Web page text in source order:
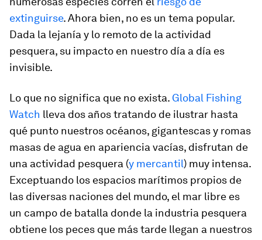
extinguirse. Ahora bien, no es un tema popular.
Dada la lejanía y lo remoto de la actividad
pesquera, su impacto en nuestro día a día es
invisible.
Lo que no significa que no exista. Global Fishing
Watch lleva dos años tratando de ilustrar hasta
qué punto nuestros océanos, gigantescas y romas
masas de agua en apariencia vacías, disfrutan de
una actividad pesquera (y mercantil) muy intensa.
Exceptuando los espacios marítimos propios de
las diversas naciones del mundo, el mar libre es
un campo de batalla donde la industria pesquera
obtiene los peces que más tarde llegan a nuestros